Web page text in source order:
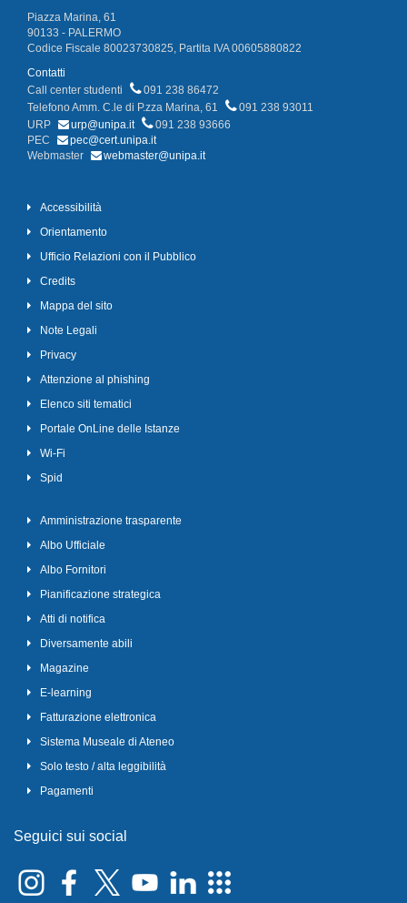
Piazza Marina, 61
90133 - PALERMO
Codice Fiscale 80023730825, Partita IVA 00605880822
Contatti
Call center studenti
091 238 86472
Telefono Amm. C.le di P.zza Marina, 61
091 238 93011
URP
urp@unipa.it
091 238 93666
PEC
pec@cert.unipa.it
Webmaster
webmaster@unipa.it
Accessibilità
Orientamento
Ufficio Relazioni con il Pubblico
Credits
Mappa del sito
Note Legali
Privacy
Attenzione al phishing
Elenco siti tematici
Portale OnLine delle Istanze
Wi-Fi
Spid
Amministrazione trasparente
Albo Ufficiale
Albo Fornitori
Pianificazione strategica
Atti di notifica
Diversamente abili
Magazine
E-learning
Fatturazione elettronica
Sistema Museale di Ateneo
Solo testo / alta leggibilità
Pagamenti
Seguici sui social